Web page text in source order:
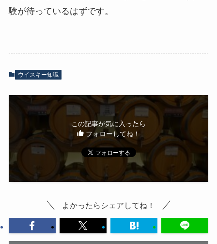
験が待っているはずです。
ウイスキー知識
この記事が気に入ったら
フォローしてね！
よかったらシェアしてね！